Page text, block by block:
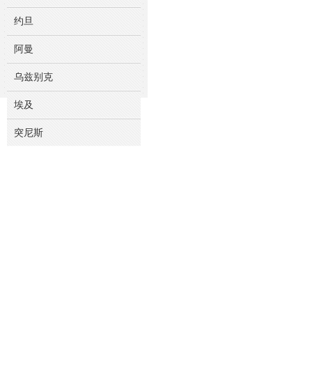
约旦
阿曼
乌兹别克
埃及
突尼斯